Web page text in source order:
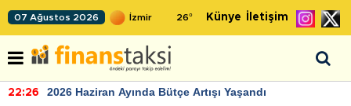
07 Ağustos 2026 26° Künye İletişim
22:26 2026 Haziran Ayında Bütçe Artışı Yaşandı